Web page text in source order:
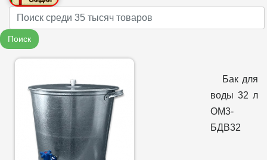
Name
Поиск
Бак для
воды 32 л
ОМ3-
БДВ32